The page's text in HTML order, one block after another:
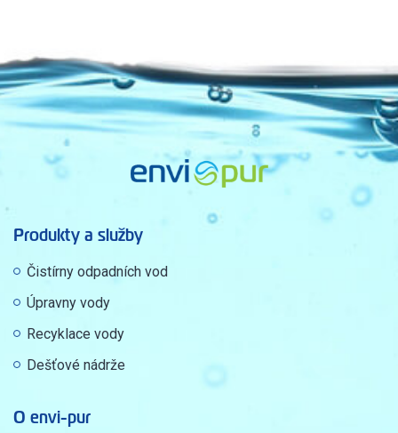
Produkty a služby
Čistírny odpadních vod
Úpravny vody
Recyklace vody
Dešťové nádrže
O envi-pur